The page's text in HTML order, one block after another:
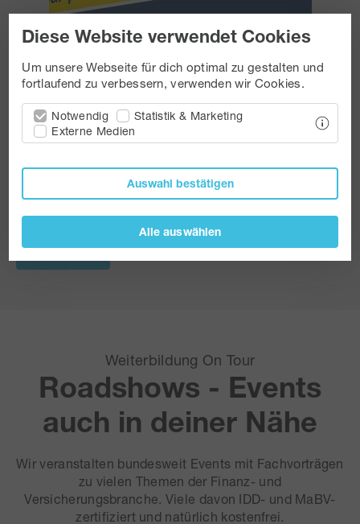
MMM
Auf der Münchner Makler- und Mehrfachagenten-Messe
erwarten dich viele Aussteller sowie Vorträge, Seminare
und Workshops zu Themen, die die Branche bewegen.
Fachwissen aus erster Hand: kostenlos und IDD-
konform.
Zur MMM
Weiterbildung On Tour
Roadshows - Events
auch in deiner Nähe
Wir veranstalten bundesweit Events mit Fachvorträgen
zu vielen Themen der Finanz- und
Versicherungsbranche. Viele davon IDD- und MaBV-
zertifiziert und natürlich kostenfrei.
Diese Website verwendet Cookies
Um unsere Webseite für dich optimal zu gestalten und
fortlaufend zu verbessern, verwenden wir Cookies.
Notwendig
Statistik & Marketing
Externe Medien
Auswahl bestätigen
Alle auswählen